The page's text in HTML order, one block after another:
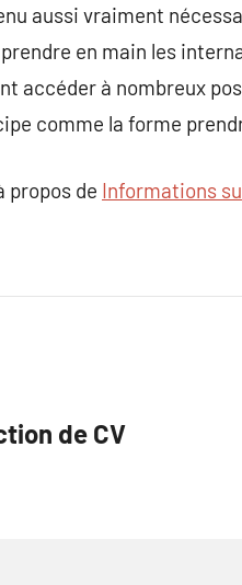
aussi vraiment
en main les
accéder à nombreux
comme la forme
propos de Informations
de CV